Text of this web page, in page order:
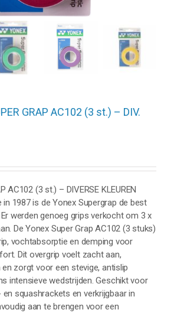
GRAP AC102 (3 st.) – DIV.
AC102 (3 st.) – DIVERSE KLEUREN
1987 is de Yonex Supergrap de best
werden genoeg grips verkocht om 3 x
De Yonex Super Grap AC102 (3 stuks)
vochtabsorptie en demping voor
Dit overgrip voelt zacht aan,
zorgt voor een stevige, antislip
intensieve wedstrijden. Geschikt voor
squashrackets en verkrijgbaar in
aan te brengen voor een